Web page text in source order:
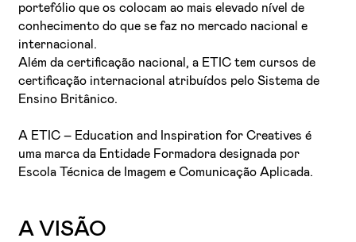
Li e aceito a Política de Privacidade
portefólio que os colocam ao mais elevado nível de
conhecimento do que se faz no mercado nacional e
internacional.
Além da certificação nacional, a ETIC tem cursos de
certificação internacional atribuídos pelo Sistema de
Ensino Britânico.
A ETIC – Education and Inspiration for Creatives é
uma marca da Entidade Formadora designada por
Escola Técnica de Imagem e Comunicação Aplicada.
A VISÃO